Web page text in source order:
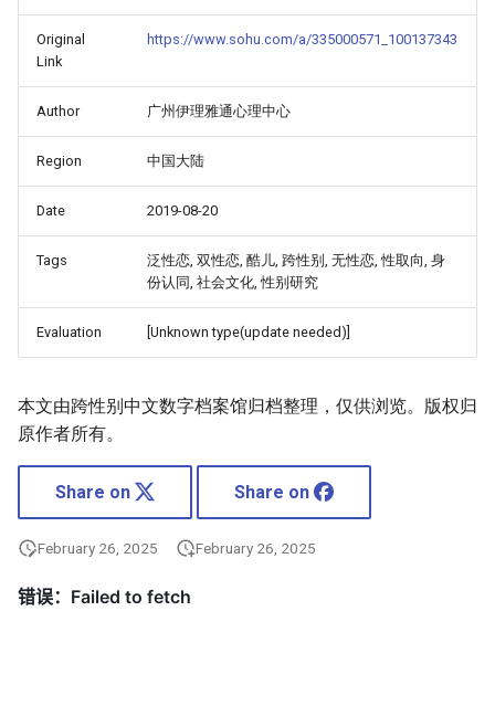
Original
Link
https://www.sohu.com/a/335000571_100137343
Author 广州伊理雅通心理中心
Region 中国大陆
Date 2019-08-20
Tags
泛性恋, 双性恋, 酷儿, 跨性别, 无性恋, 性取向, 身
份认同, 社会文化, 性别研究
Evaluation [Unknown type(update needed)]
本文由跨性别中文数字档案馆归档整理，仅供浏览。版权归
原作者所有。
Share on Share on
February 26, 2025 February 26, 2025